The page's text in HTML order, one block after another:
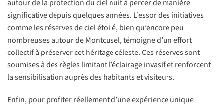
autour de la protection du ciel nuit à percer de manière
significative depuis quelques années. L’essor des initiatives
comme les réserves de ciel étoilé, bien qu’encore peu
nombreuses autour de Montcusel, témoigne d’un effort
collectif à préserver cet héritage céleste. Ces réserves sont
soumises à des règles limitant l’éclairage invasif et renforcent
la sensibilisation auprès des habitants et visiteurs.
Enfin, pour profiter réellement d’une expérience unique